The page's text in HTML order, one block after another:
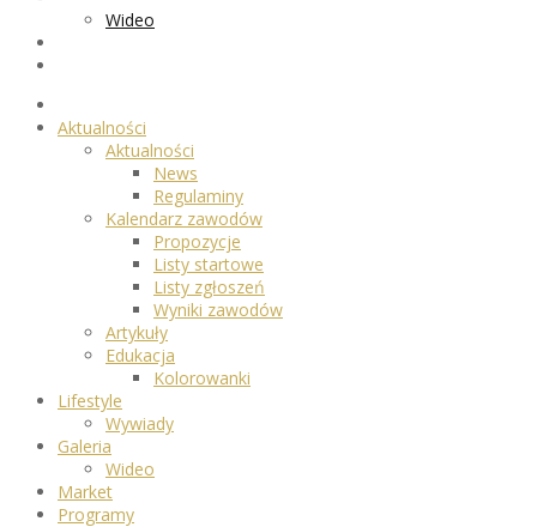
Wideo
Aktualności
Aktualności
News
Regulaminy
Kalendarz zawodów
Propozycje
Listy startowe
Listy zgłoszeń
Wyniki zawodów
Artykuły
Edukacja
Kolorowanki
Lifestyle
Wywiady
Galeria
Wideo
Market
Programy